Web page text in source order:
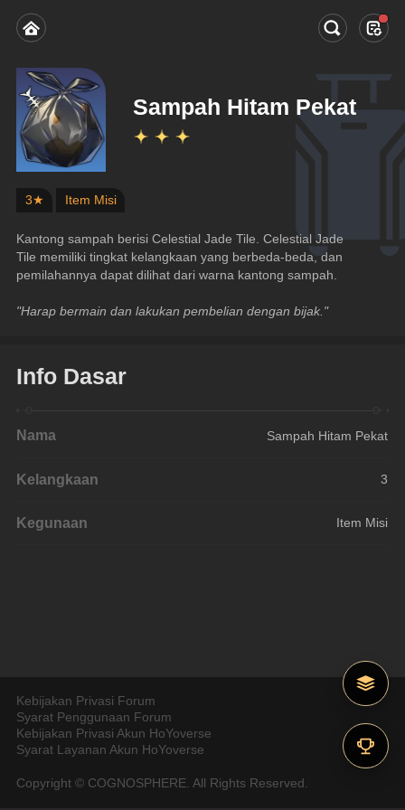
Sampah Hitam Pekat
3★ Item Misi
Kantong sampah berisi Celestial Jade Tile. Celestial Jade
Tile memiliki tingkat kelangkaan yang berbeda-beda, dan
pemilahannya dapat dilihat dari warna kantong sampah.
"Harap bermain dan lakukan pembelian dengan bijak."
Info Dasar
Nama Sampah Hitam Pekat
Kelangkaan 3
Kegunaan Item Misi
Kebijakan Privasi Forum
Syarat Penggunaan Forum
Kebijakan Privasi Akun HoYoverse
Syarat Layanan Akun HoYoverse
Copyright © COGNOSPHERE. All Rights Reserved.